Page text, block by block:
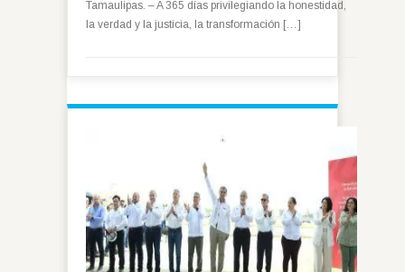
Tamaulipas. – A 365 días privilegiando la honestidad,
la verdad y la justicia, la transformación […]